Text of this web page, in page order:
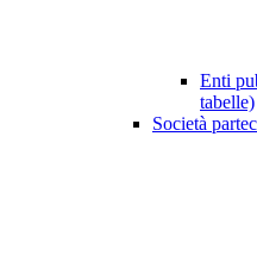
Enti
tabelle)
Società